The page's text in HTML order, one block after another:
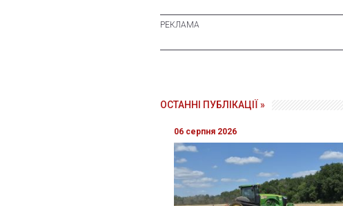
ОСТАННІ ПУБЛІКАЦІЇ »
06 серпня 2026